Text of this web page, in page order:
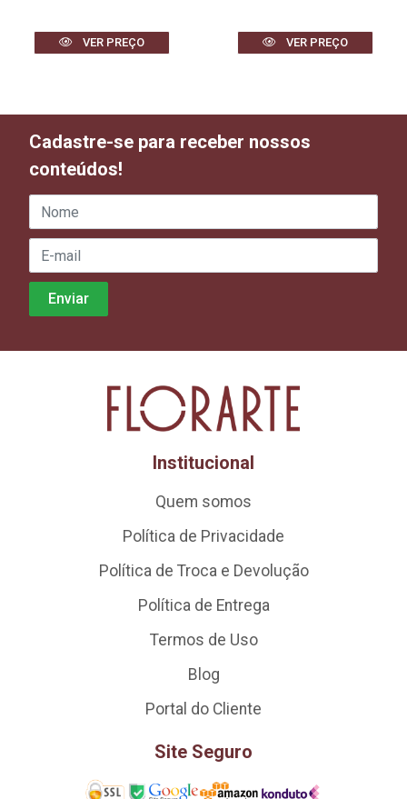
VER PREÇO VER PREÇO
Cadastre-se para receber nossos
conteúdos!
Institucional
Quem somos
Política de Privacidade
Política de Troca e Devolução
Política de Entrega
Termos de Uso
Blog
Portal do Cliente
Site Seguro